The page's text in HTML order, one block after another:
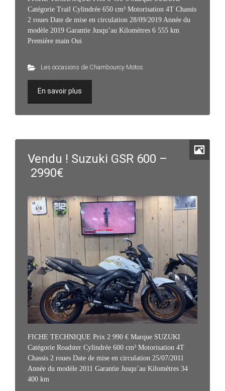
Catégorie Trail Cylindrée 650 cm³ Motorisation 4T Chassis
2 roues Date de mise en circulation 28/09/2019 Année du
modèle 2019 Garantie Jusqu’au Kilomètres 6 555 km
Première main Oui
Les occasions de Chambourcy Motos
En savoir plus
Vendu ! Suzuki GSR 600 –
2990€
FICHE TECHNIQUE Prix 2 990 € Marque SUZUKI
Catégorie Roadster Cylindrée 600 cm³ Motorisation 4T
Chassis 2 roues Date de mise en circulation 25/07/2011
Année du modèle 2011 Garantie Jusqu’au Kilomètres 34
400 km